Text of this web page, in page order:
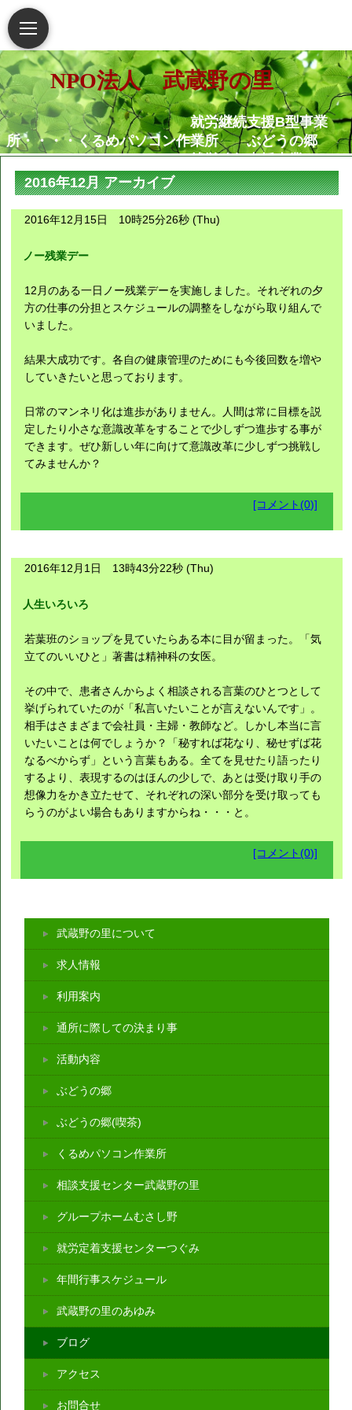
NPO法人 武蔵野の里
就労継続支援B型事業
所・・・・くるめパソコン作業所 ぶどうの郷
就労移行支援事業
所・・・・・・くるめパソコン作業所
相談支援センター武蔵野
の里
就労定着支援センターつ
障害がある人もない人も共に生き
られる地域社会の実現を願っています
2016年12月 アーカイブ
2016年12月15日 10時25分26秒 (Thu)
ノー残業デー
12月のある一日ノー残業デーを実施しました。それぞれの夕
方の仕事の分担とスケジュールの調整をしながら取り組んで
いました。
結果大成功です。各自の健康管理のためにも今後回数を増や
していきたいと思っております。
日常のマンネリ化は進歩がありません。人間は常に目標を説
定したり小さな意識改革をすることで少しずつ進歩する事が
できます。ぜひ新しい年に向けて意識改革に少しずつ挑戦し
てみませんか？
[コメント(0)]
2016年12月1日 13時43分22秒 (Thu)
人生いろいろ
若葉班のショップを見ていたらある本に目が留まった。「気
立てのいいひと」著書は精神科の女医。
その中で、患者さんからよく相談される言葉のひとつとして
挙げられていたのが「私言いたいことが言えないんです」。
相手はさまざまで会社員・主婦・教師など。しかし本当に言
いたいことは何でしょうか？「秘すれば花なり、秘せずば花
なるべからず」という言葉もある。全てを見せたり語ったり
するより、表現するのはほんの少しで、あとは受け取り手の
想像力をかき立たせて、それぞれの深い部分を受け取っても
らうのがよい場合もありますからね・・・と。
[コメント(0)]
武蔵野の里について
求人情報
利用案内
通所に際しての決まり事
活動内容
ぶどうの郷
ぶどうの郷(喫茶)
くるめパソコン作業所
相談支援センター武蔵野の里
グループホームむさし野
就労定着支援センターつぐみ
年間行事スケジュール
武蔵野の里のあゆみ
ブログ
アクセス
お問合せ